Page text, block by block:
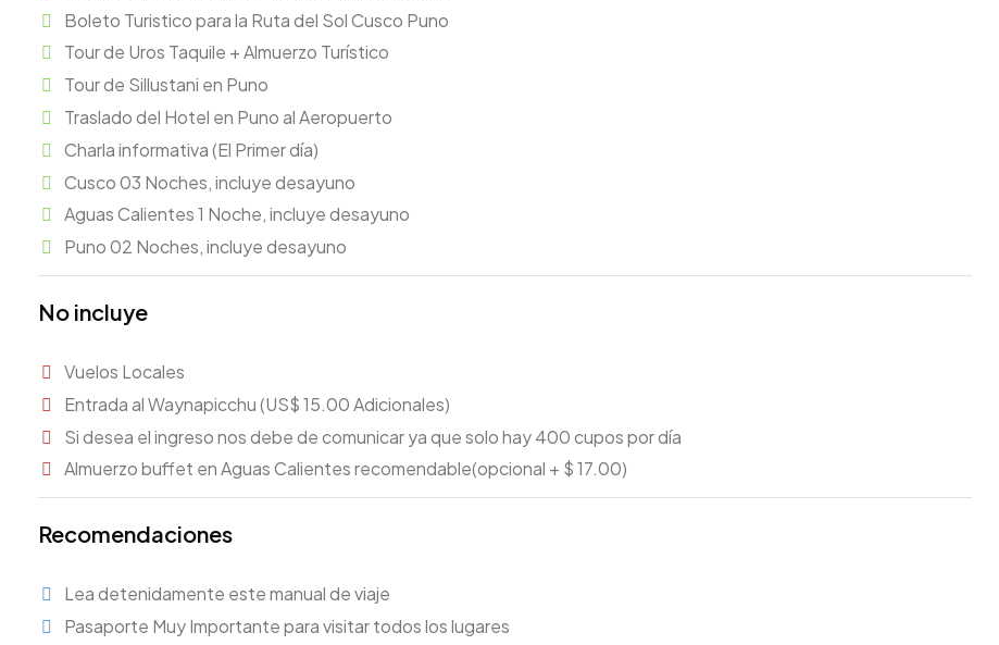
Boleto Turistico para la Ruta del Sol Cusco Puno
Tour de Uros Taquile + Almuerzo Turístico
Tour de Sillustani en Puno
Traslado del Hotel en Puno al Aeropuerto
Charla informativa (El Primer día)
Cusco 03 Noches, incluye desayuno
Aguas Calientes 1 Noche, incluye desayuno
Puno 02 Noches, incluye desayuno
No incluye
Vuelos Locales
Entrada al Waynapicchu (US$ 15.00 Adicionales)
Si desea el ingreso nos debe de comunicar ya que solo hay 400 cupos por día
Almuerzo buffet en Aguas Calientes recomendable(opcional + $ 17.00)
Recomendaciones
Lea detenidamente este manual de viaje
Pasaporte Muy Importante para visitar todos los lugares